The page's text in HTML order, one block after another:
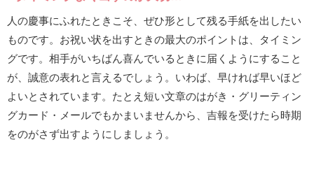
人の慶事にふれたときこそ、ぜひ形として残る手紙を出したい
ものです。お祝い状を出すときの最大のポイントは、タイミン
グです。相手がいちばん喜んでいるときに届くようにすること
が、誠意の表れと言えるでしょう。いわば、早ければ早いほど
よいとされています。たとえ短い文章のはがき・グリーティン
グカード・メールでもかまいませんから、吉報を受けたら時期
をのがさず出すようにしましょう。